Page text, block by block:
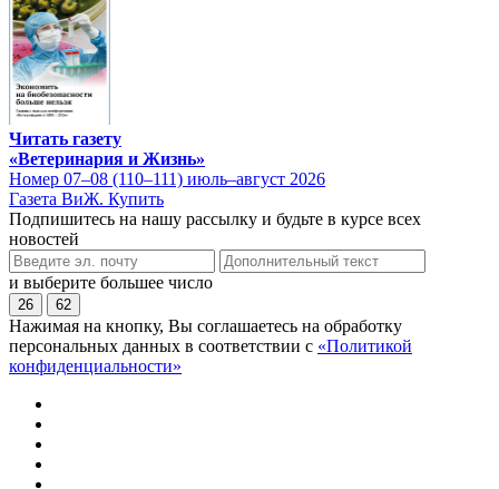
Читать газету
«Ветеринария и Жизнь»
Номер 07–08 (110–111) июль–август 2026
Газета ВиЖ. Купить
Подпишитесь на нашу рассылку и будьте в курсе всех
новостей
и выберите большее число
26 62
Нажимая на кнопку, Вы соглашаетесь на обработку
персональных данных в соответствии с «Политикой
конфиденциальности»